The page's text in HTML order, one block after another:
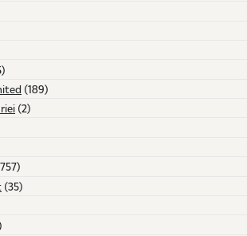
(189)
(2)
(35)